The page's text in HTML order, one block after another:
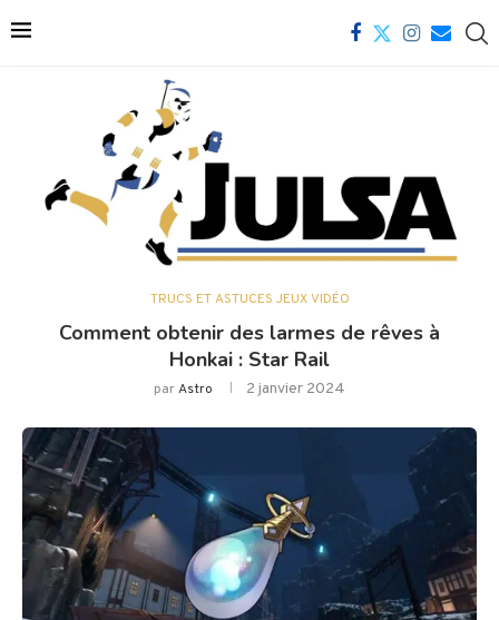
TRUCS ET ASTUCES JEUX VIDÉO
Comment obtenir des larmes de rêves à
Honkai : Star Rail
parAstro 2 janvier 2024